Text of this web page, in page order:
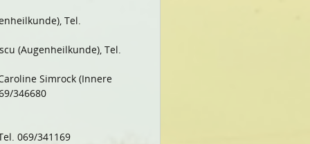
Tel.
(Augenheilkunde), Tel.
Simrock (Innere
346680
069/341169